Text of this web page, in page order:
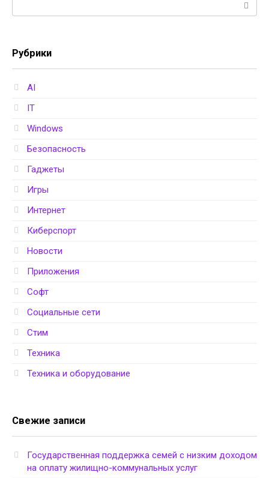
Рубрики
AI
IT
Windows
Безопасность
Гаджеты
Игры
Интернет
Киберспорт
Новости
Приложения
Софт
Социальные сети
Стим
Техника
Техника и оборудование
Свежие записи
Государственная поддержка семей с низким доходом
на оплату жилищно-коммунальных услуг